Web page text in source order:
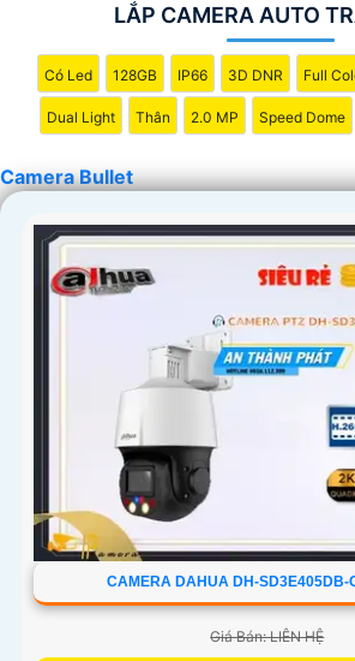
LẮP CAMERA AUTO
Có Led 128GB IP66 3D DNR Full
Dual Light Thân 2.0 MP Speed Dome
Camera Bullet
CAMERA DAHUA DH-SD3E405DB-
Giá Bán: LIÊN HỆ